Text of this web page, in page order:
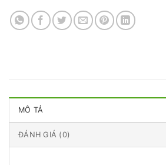
MÔ TẢ
ĐÁNH GIÁ (0)